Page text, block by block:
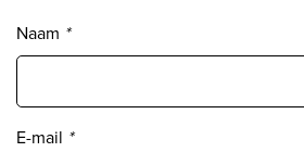
Naam *
E-mail *